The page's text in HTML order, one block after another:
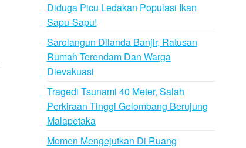
Diduga Picu Ledakan Populasi Ikan
Sapu-Sapu!
Sarolangun Dilanda Banjir, Ratusan
Rumah Terendam Dan Warga
Dievakuasi
Tragedi Tsunami 40 Meter, Salah
Perkiraan Tinggi Gelombang Berujung
Malapetaka
Momen Mengejutkan Di Ruang